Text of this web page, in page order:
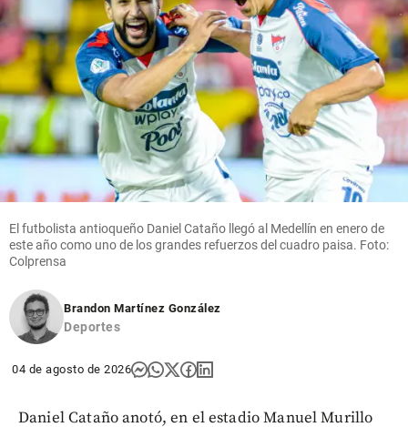
El futbolista antioqueño Daniel Cataño llegó al Medellín en enero de
este año como uno de los grandes refuerzos del cuadro paisa. Foto:
Colprensa
Brandon Martínez González
Deportes
04 de agosto de 2026
Daniel Cataño anotó, en el estadio Manuel Murillo